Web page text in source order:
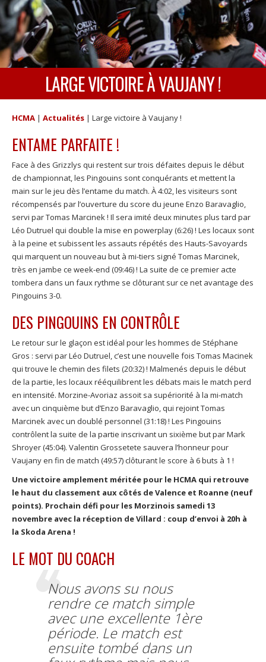
LARGE VICTOIRE À VAUJANY !
HCMA | Actualités | Large victoire à Vaujany !
ENTAME PARFAITE !
Face à des Grizzlys qui restent sur trois défaites depuis le début
de championnat, les Pingouins sont conquérants et mettent la
main sur le jeu dès l’entame du match. À 4:02, les visiteurs sont
récompensés par l’ouverture du score du jeune Enzo Baravaglio,
servi par Tomas Marcinek ! Il sera imité deux minutes plus tard par
Léo Dutruel qui double la mise en powerplay (6:26) ! Les locaux sont
à la peine et subissent les assauts répétés des Hauts-Savoyards
qui marquent un nouveau but à mi-tiers signé Tomas Marcinek,
très en jambe ce week-end (09:46) ! La suite de ce premier acte
tombera dans un faux rythme se clôturant sur ce net avantage des
Pingouins 3-0.
DES PINGOUINS EN CONTRÔLE
Le retour sur le glaçon est idéal pour les hommes de Stéphane
Gros : servi par Léo Dutruel, c’est une nouvelle fois Tomas Macinek
qui trouve le chemin des filets (20:32) ! Malmenés depuis le début
de la partie, les locaux rééquilibrent les débats mais le match perd
en intensité. Morzine-Avoriaz assoit sa supériorité à la mi-match
avec un cinquième but d’Enzo Baravaglio, qui rejoint Tomas
Marcinek avec un doublé personnel (31:18) ! Les Pingouins
contrôlent la suite de la partie inscrivant un sixième but par Mark
Shroyer (45:04). Valentin Grossetete sauvera l’honneur pour
Vaujany en fin de match (49:57) clôturant le score à 6 buts à 1 !
Une victoire amplement méritée pour le HCMA qui retrouve
le haut du classement aux côtés de Valence et Roanne (neuf
points). Prochain défi pour les Morzinois samedi 13
novembre avec la réception de Villard : coup d’envoi à 20h à
la Skoda Arena !
LE MOT DU COACH
Nous avons su nous
rendre ce match simple
avec une excellente 1ère
période. Le match est
ensuite tombé dans un